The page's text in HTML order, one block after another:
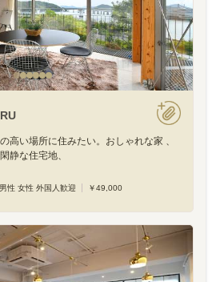
高い場所に住みたい。おしゃれな家 、
静な住宅地、
男性 女性 外国人歓迎 ￥49,000